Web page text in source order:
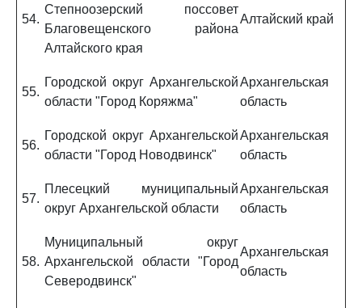
54.
Степноозерский поссовет
Благовещенского района
Алтайского края
Алтайский край
55.
Городской округ Архангельской
области "Город Коряжма"
Архангельская
область
56.
Городской округ Архангельской
области "Город Новодвинск"
Архангельская
область
57.
Плесецкий муниципальный
округ Архангельской области
Архангельская
область
58.
Муниципальный округ
Архангельской области "Город
Северодвинск"
Архангельская
область